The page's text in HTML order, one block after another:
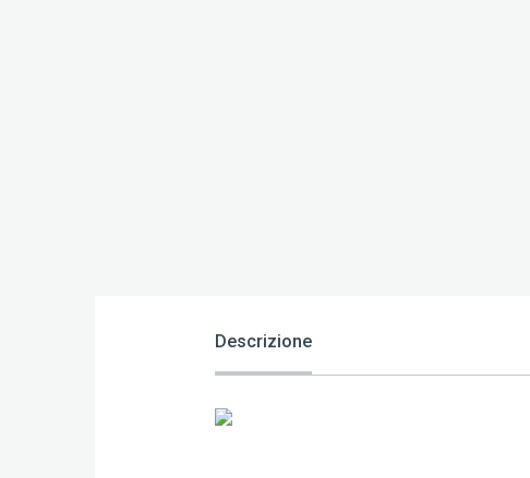
Descrizione